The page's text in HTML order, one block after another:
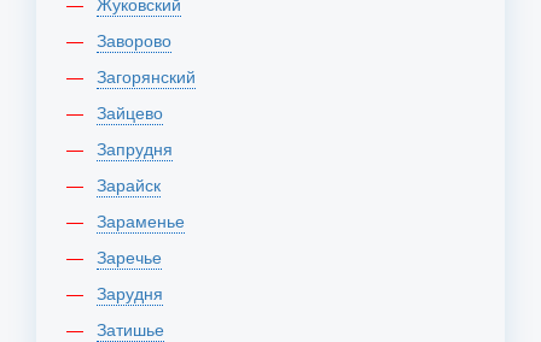
Заворово
Загорянский
Зайцево
Запрудня
Зарайск
Зараменье
Заречье
Зарудня
Затишье